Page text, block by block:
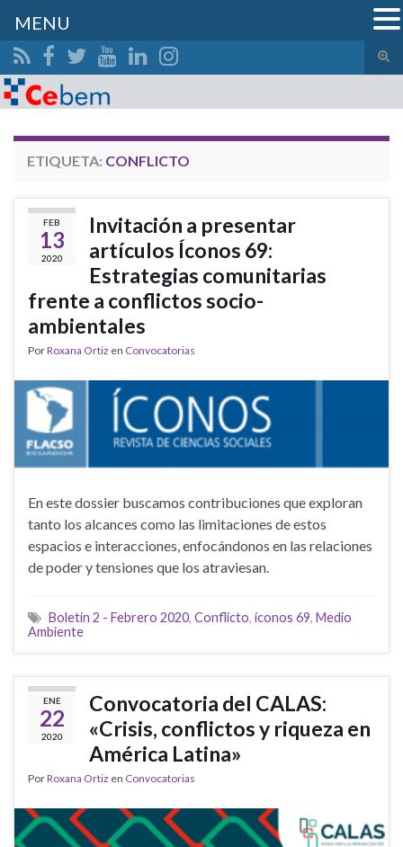
el
Search for:
ETIQUETA: CONFLICTO
FEB
13
2020
Invitación a presentar
artículos Íconos 69:
Estrategias comunitarias
frente a conflictos socio-
ambientales
PorRoxana Ortiz en Convocatorias
En este dossier buscamos contribuciones que exploran
tanto los alcances como las limitaciones de estos
espacios e interacciones, enfocándonos en las relaciones
de poder y tensiones que los atraviesan.
Boletín 2 - Febrero 2020, Conflicto, íconos 69, Medio
Ambiente
ENE
22
2020
Convocatoria del CALAS:
«Crisis, conflictos y riqueza en
América Latina»
PorRoxana Ortiz en Convocatorias
MENU